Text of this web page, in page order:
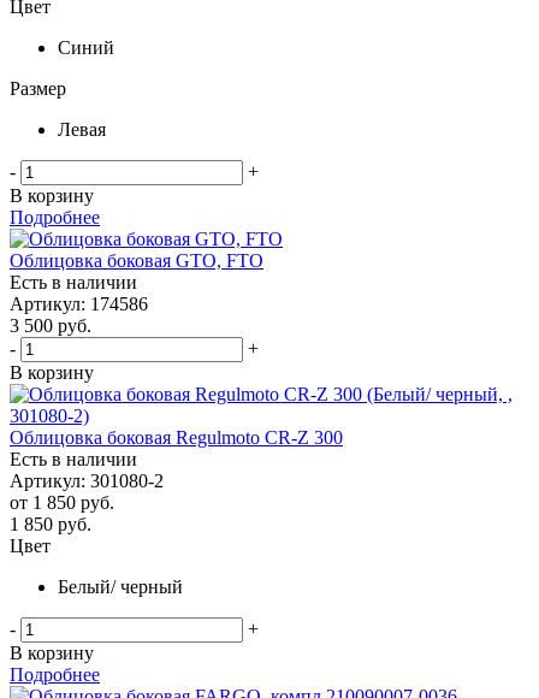
Цвет
Синий
Размер
Левая
-
+
В корзину
Подробнее
Облицовка боковая GTO, FTO
Есть в наличии
Артикул: 174586
3 500 руб.
-
+
В корзину
Облицовка боковая Regulmoto CR-Z 300
Есть в наличии
Артикул: 301080-2
от 1 850 руб.
1 850 руб.
Цвет
Белый/ черный
-
+
В корзину
Подробнее